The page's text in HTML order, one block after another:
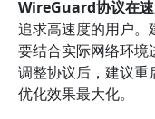
WireGuard协议在
追求高速度的用户。
要结合实际网络环境
调整协议后，建议重
优化效果最大化。